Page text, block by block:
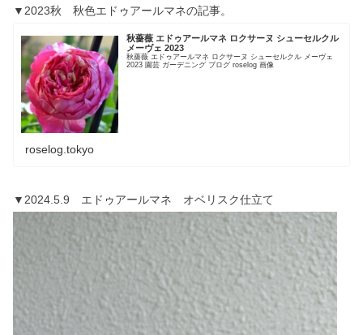
▼2023秋 秋色エドゥアールマネの記事。
秋薔薇 エドゥアールマネ ロクサーヌ シューセルクル
メーヴェ 2023
秋薔薇 エドゥアールマネ ロクサーヌ シューセルクル メーヴェ
2023 園芸 ガーデニング ブログ roselog 画像
roselog.tokyo
▼2024.5.9 エドゥアールマネ オベリスク仕立て